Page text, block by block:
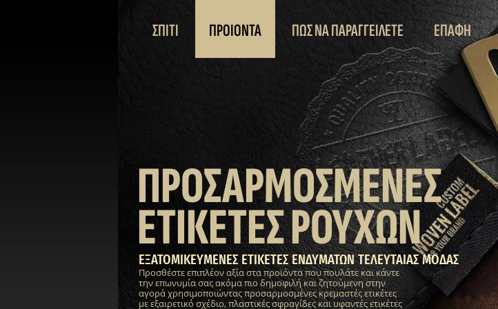
ΠΡΟΣΑΡΜΟΣΜΕΝΕΣ
ΕΤΙΚΕΤΕΣ ΡΟΥΧΩΝ
ΕΞΑΤΟΜΙΚΕΥΜΕΝΕΣ ΕΤΙΚΕΤΕΣ ΕΝΔΥΜΑΤΩΝ ΤΕΛΕΥΤΑΙΑΣ ΜΟΔΑΣ
Προσθέστε επιπλέον αξία στα προϊόντα που πουλάτε και κάντε
την επωνυμία σας ακόμα πιο δημοφιλή και ζητούμενη στην
αγορά χρησιμοποιώντας προσαρμοσμένες κρεμαστές ετικέτες
με εξαιρετικό σχέδιο, πλαστικές σφραγίδες και υφαντές ετικέτες
ΣΠΙΤΙ ΠΡΟΙΟΝΤΑ ΠΩΣ ΝΑ ΠΑΡΑΓΓΕΙΛΕΤΕ ΕΠΑΦΗ